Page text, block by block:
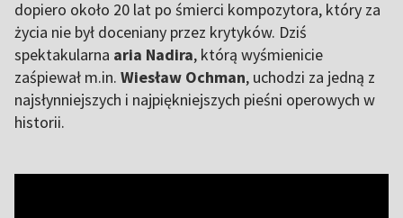
dopiero około 20 lat po śmierci kompozytora, który za
życia nie był doceniany przez krytyków. Dziś
spektakularna aria Nadira, którą wyśmienicie
zaśpiewał m.in. Wiesław Ochman, uchodzi za jedną z
najsłynniejszych i najpiękniejszych pieśni operowych w
historii.